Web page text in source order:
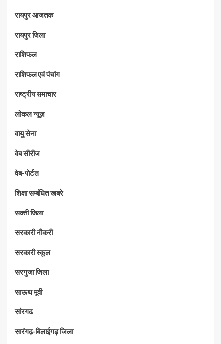
रायपुर आजतक
रायपुर जिला
राशिफल
राशिफल एवं पंचांग
राष्ट्रीय समाचार
लोकल न्यूज़
वायु सेना
वेब सीरीज
वेब-पोर्टल
शिक्षा सम्बंधित खबरे
सक्ती जिला
सरकारी नौकरी
सरकारी स्कूल
सरगुजा जिला
साऊथ मूवी
सांरगढ
सारंगढ़-बिलाईगढ़ जिला